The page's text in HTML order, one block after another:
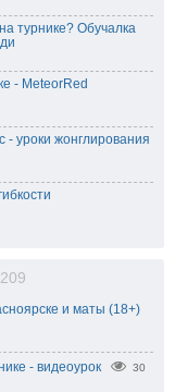
турнике? Обучалка
- MeteorRed
- уроки жонглирования
209
и маты (18+)
- видеоурок 30